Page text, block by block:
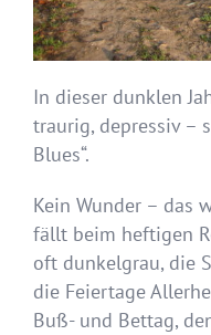
In dieser dunklen
traurig, depressiv –
Blues“.
Kein Wunder – das
fällt beim heftigen
oft dunkelgrau, die
die Feiertage
Buß- und Bettag,